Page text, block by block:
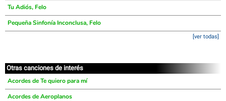
Tu Adiós, Felo
Pequeña Sinfonía Inconclusa, Felo
[ver todas]
Otras canciones de interés
Acordes de Te quiero para mí
Acordes de Aeroplanos